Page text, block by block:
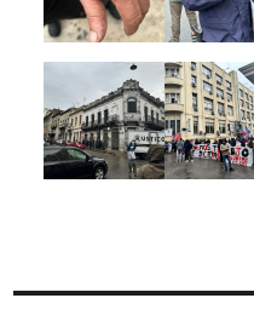
Imagen Imagen